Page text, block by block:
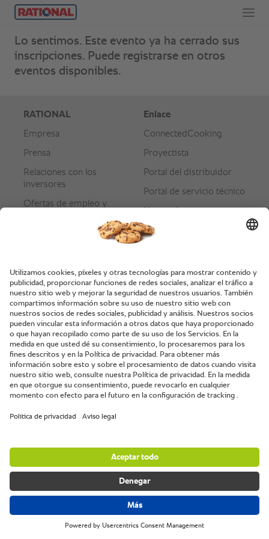
Lo sentimos. Este evento ya ha cerrado sus
inscripciones. Puede registrarse en otros
eventos disponibles.